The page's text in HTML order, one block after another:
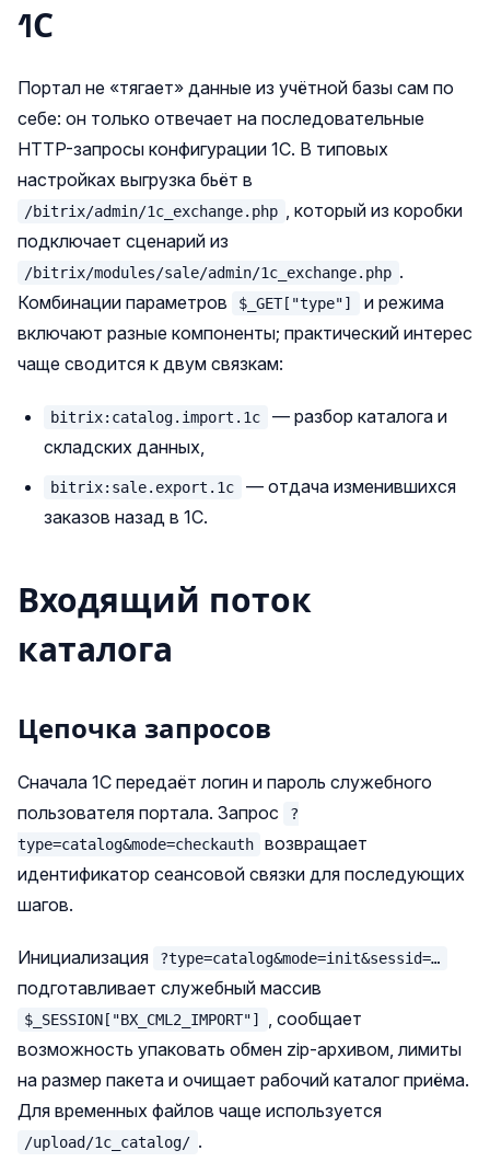
1С
Портал не «тягает» данные из учётной базы сам по
себе: он только отвечает на последовательные
HTTP-запросы конфигурации 1С. В типовых
настройках выгрузка бьёт в
/bitrix/admin/1c_exchange.php , который из коробки
подключает сценарий из
/bitrix/modules/sale/admin/1c_exchange.php .
Комбинации параметров
$_GET["type"]
и режима
включают разные компоненты; практический интерес
чаще сводится к двум связкам:
bitrix:catalog.import.1c
— разбор каталога и
складских данных,
bitrix:sale.export.1c
— отдача изменившихся
заказов назад в 1С.
Входящий поток
каталога
Цепочка запросов
Сначала 1С передаёт логин и пароль служебного
пользователя портала. Запрос
?
type=catalog&mode=checkauth
возвращает
идентификатор сеансовой связки для последующих
шагов.
Инициализация ?type=catalog&mode=init&sessid=…
подготавливает служебный массив
$_SESSION["BX_CML2_IMPORT"]
, сообщает
возможность упаковать обмен zip-архивом, лимиты
на размер пакета и очищает рабочий каталог приёма.
Для временных файлов чаще используется
/upload/1c_catalog/ .